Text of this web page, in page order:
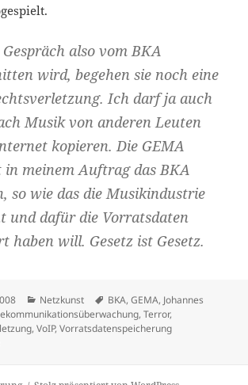
also vom BKA
wird, begehen sie noch eine
Ich darf ja auch
Musik von anderen Leuten
kopieren. Die GEMA
in meinem Auftrag das BKA
so wie das die Musikindustrie
und dafür die Vorratsdaten
haben will. Gesetz ist Gesetz.
Kategorien
Netzkunst Schlagwörter
BKA,GEMA, Johannes
,Terror,
,VoIP,Vorratsdatenspeicherung